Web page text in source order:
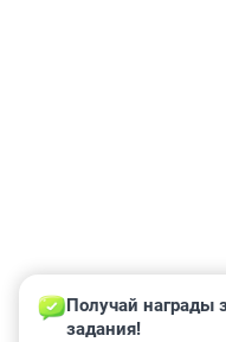
Получай награды
задания!